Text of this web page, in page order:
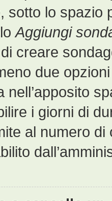
sotto lo spazio
Aggiungi
creare
due
nell’apposito
i giorni di
al numero